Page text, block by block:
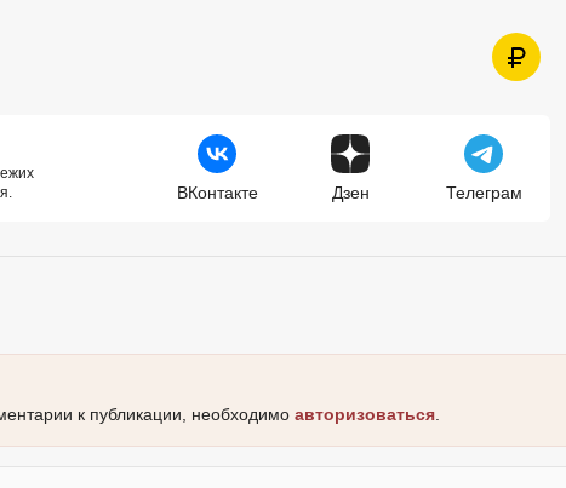
ВКонтакте Дзен Телеграм
к публикации, необходимо авторизоваться